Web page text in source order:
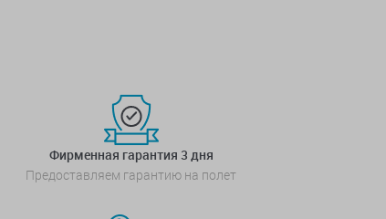
Фирменная гарантия 3 дня
Предоставляем гарантию на полет